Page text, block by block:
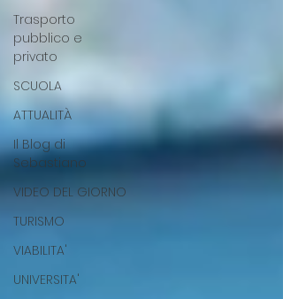
Trasporto
pubblico e
privato
SCUOLA
ATTUALITÀ
Il Blog di
Sebastiano
VIDEO DEL GIORNO
TURISMO
VIABILITA'
UNIVERSITA'